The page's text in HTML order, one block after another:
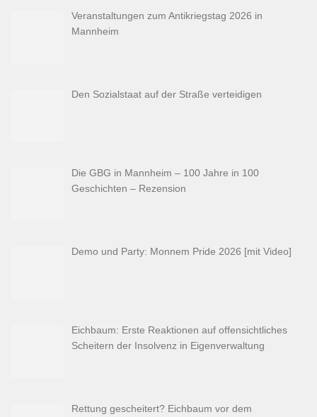
Veranstaltungen zum Antikriegstag 2026 in
Mannheim
Den Sozialstaat auf der Straße verteidigen
Die GBG in Mannheim – 100 Jahre in 100
Geschichten – Rezension
Demo und Party: Monnem Pride 2026 [mit Video]
Eichbaum: Erste Reaktionen auf offensichtliches
Scheitern der Insolvenz in Eigenverwaltung
Rettung gescheitert? Eichbaum vor dem